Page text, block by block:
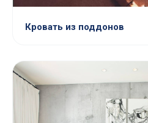
Кровать из поддонов